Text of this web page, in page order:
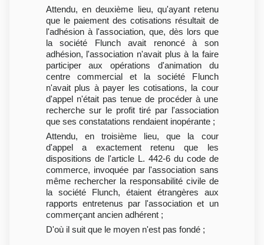
Attendu, en deuxième lieu, qu'ayant retenu
que le paiement des cotisations résultait de
l'adhésion à l'association, que, dès lors que
la société Flunch avait renoncé à son
adhésion, l'association n'avait plus à la faire
participer aux opérations d'animation du
centre commercial et la société Flunch
n'avait plus à payer les cotisations, la cour
d'appel n'était pas tenue de procéder à une
recherche sur le profit tiré par l'association
que ses constatations rendaient inopérante ;
Attendu, en troisième lieu, que la cour
d'appel a exactement retenu que les
dispositions de l'article L. 442-6 du code de
commerce, invoquée par l'association sans
même rechercher la responsabilité civile de
la société Flunch, étaient étrangères aux
rapports entretenus par l'association et un
commerçant ancien adhérent ;
D'où il suit que le moyen n'est pas fondé ;